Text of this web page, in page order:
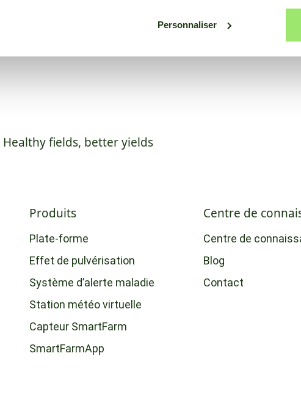
Personnaliser
Healthy fields, better yields
Produits
Plate-forme
Effet de pulvérisation
Système d’alerte maladie
Station météo virtuelle
Capteur SmartFarm
SmartFarmApp
Centre de
Centre de
Blog
Contact